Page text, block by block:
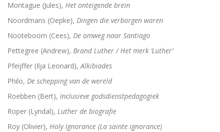
Montague (Jules), Het onteigende brein
Noordmans (Oepke), Dingen die verborgen waren
Nooteboom (Cees), De omweg naar Santiago
Pettegree (Andrew), Brand Luther / Het merk ‘Luther’
Pfeijffer (Ilja Leonard),Alkibiades
Philo, De schepping van de wereld
Roebben (Bert), Inclusieve godsdienstpedagogiek
Roper (Lyndal), Luther de biografie
Roy (Olivier), Holy Ignorance (La sainte ignorance)